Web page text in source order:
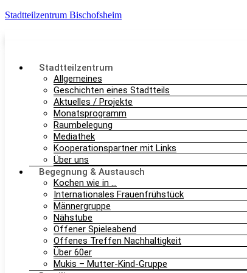
Stadtteilzentrum Bischofsheim
Stadtteilzentrum
Allgemeines
Geschichten eines Stadtteils
Aktuelles / Projekte
Monatsprogramm
Raumbelegung
Mediathek
Kooperationspartner mit Links
Über uns
Begegnung & Austausch
Kochen wie in …
Internationales Frauenfrühstück
Männergruppe
Nähstube
Offener Spieleabend
Offenes Treffen Nachhaltigkeit
Über 60er
Mukis – Mutter-Kind-Gruppe